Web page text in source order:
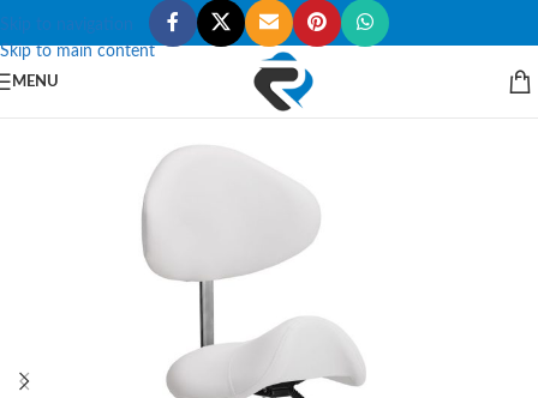
Skip to navigation
Skip to main content
MENU